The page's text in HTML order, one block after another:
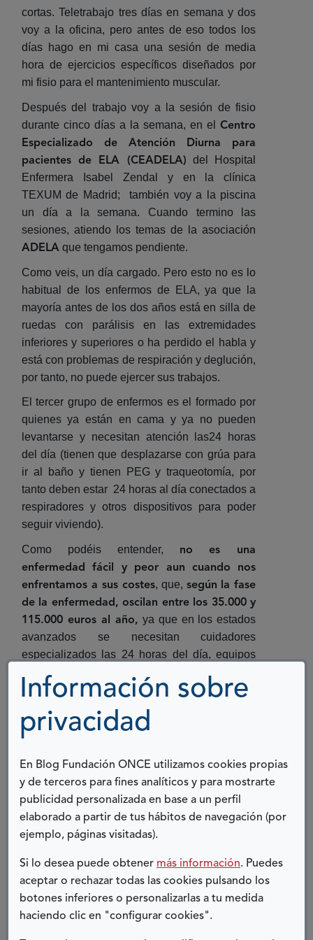
Información sobre
privacidad
En Blog Fundación ONCE utilizamos cookies propias
y de terceros para fines analíticos y para mostrarte
publicidad personalizada en base a un perfil
elaborado a partir de tus hábitos de navegación (por
ejemplo, páginas visitadas).
Si lo desea puede obtener más información. Puedes
aceptar o rechazar todas las cookies pulsando los
botones inferiores o personalizarlas a tu medida
haciendo clic en "configurar cookies".
cortas. Teletrabajo tres días en semana y dos
voy a la oficina, pero antes de eso todos los
días hago en mi casa una sesión de media
hora de ejercicios específicos diseñados por
mi fisio para el mantenimiento muscular.
Después del trabajo voy a la sesión de fisio
durante cinco días a la semana, en elCentro
Especializado de Atención Diurna para
pacientes de ELA (CEADELA) del Hospital
Enfermera Isabel Zendal y en la clínica
TEXUM de Madrid; también voy a la piscina
un día a la semana. Cuando termino las
sesiones, atiendo los temas de la asociación
ADELA que tengamos pendiente.
Como veis, un día cargado. Pero esto no es lo
habitual de los enfermos de ELA, ya que la
mayoría antes de los dos años está en silla de
ruedas con parálisis en las extremidades
inferiores y superiores o ha perdido el habla y
está con problemas de respiración y deglución,
por tanto, no puede ejercer sus trabajos.
El tercer grupo de enfermos es el formado por
quienes ya están en cama y ya no pueden
levantarse y necesitan atención las24 horas
del día (tienen que desplazarse con grúa para
ir al baño y tienen PEG y traqueotomía, por
tanto deben estar 24 horas al día conectados a
respiradores y otros dispositivos para poder
seguir viviendo).
Como podéis entender,
no es una
enfermedad fácil y peor aun cuando nos
enfrentamos a sus costes, que, según la fase
de la enfermedad, oscilan entre los 35.000 y
115.000 euros al año, ya que en los estados
avanzados se necesitan cuidadores
especializados las 24 horas del día, equipos
aspiradores, cama articulada, etc., además de
fisioterapia, logopedia, psicología. .etc . Y
desde la sanidad pública el paciente solo
recibe las citas de Neurología y en algunas
comunidades, no en todas, ayudas mínimas
que de media no llegan a 10.000€.
Es en esta situación cuando las asociaciones
de pacientes asistenciales como adELA
cubren las necesidades de los afectados de
necesario: tablet, camas articuladas, grúas,
sillas, etc. (adELA dispone de un banco de
equipos con más de 1.500 elementos que cede
a los pacientes de forma gratuita). También con